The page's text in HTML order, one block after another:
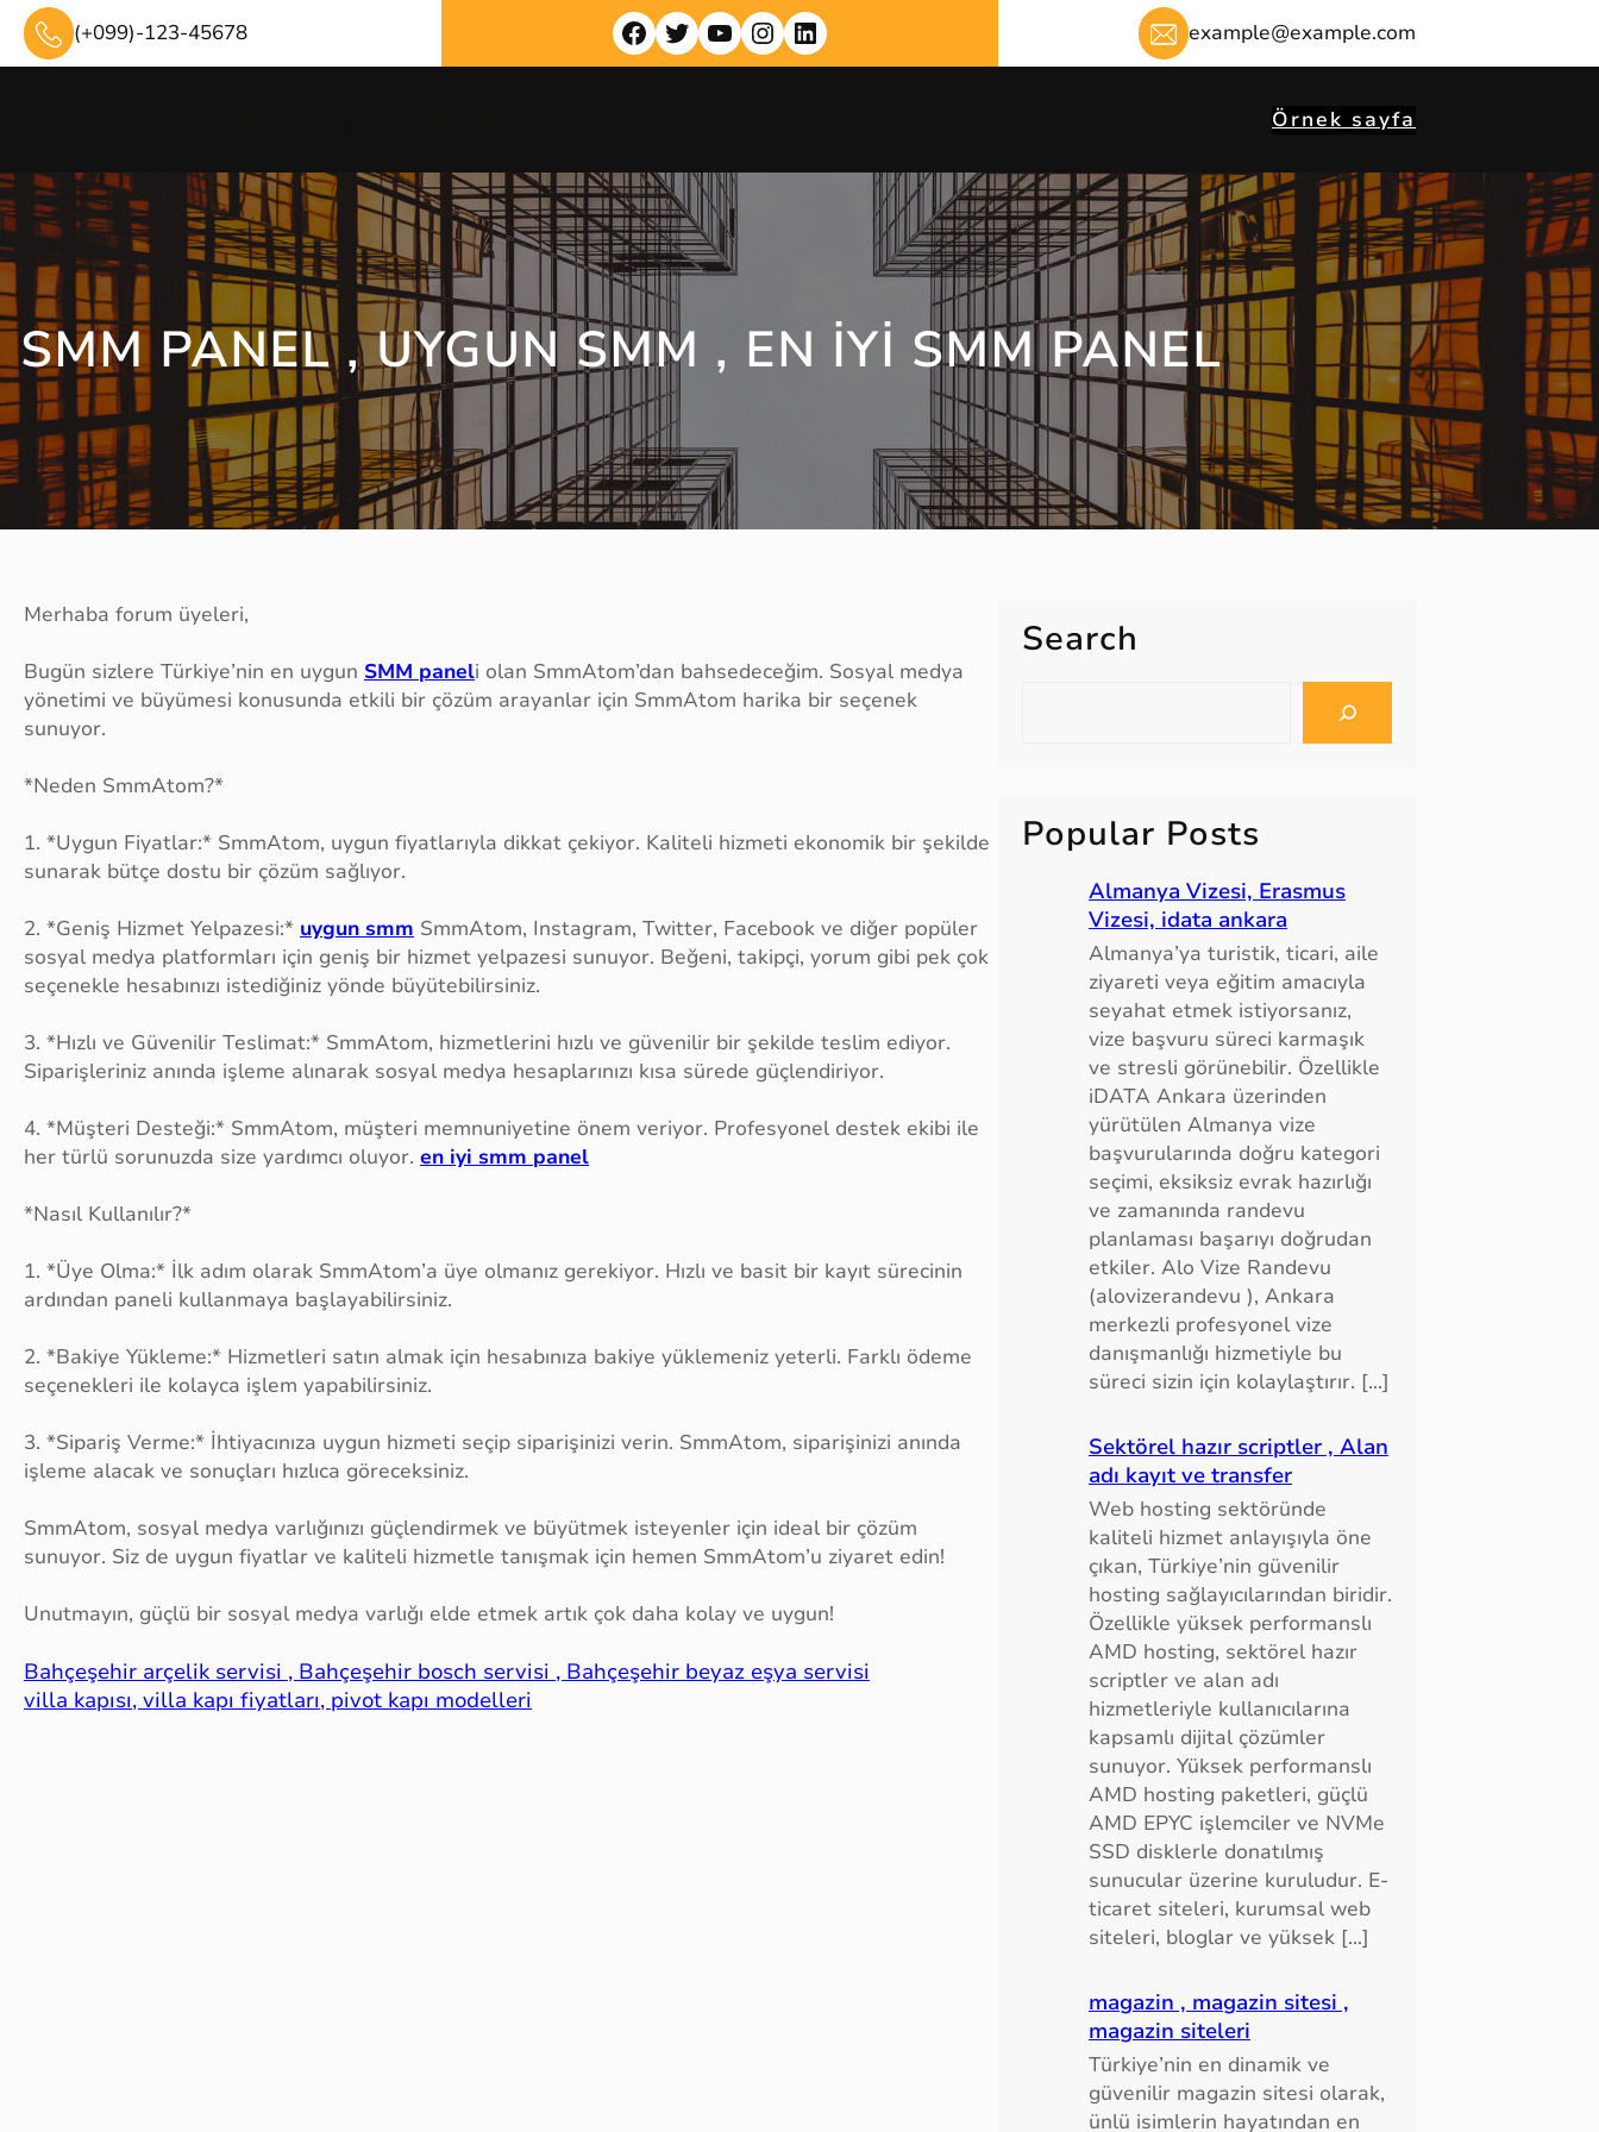
İçeriğe
geç
(+099)-123-45678 Facebook Twitter YouTube Instagram LinkedIn example@example.com
Örnek sayfa
SMM PANEL , UYGUN SMM , EN IYI SMM PANEL
Merhaba forum üyeleri,
Bugün sizlere Türkiye’nin en uygun SMM paneli olan SmmAtom’dan bahsedeceğim. Sosyal medya
yönetimi ve büyümesi konusunda etkili bir çözüm arayanlar için SmmAtom harika bir seçenek
sunuyor.
*Neden SmmAtom?*
1. *Uygun Fiyatlar:* SmmAtom, uygun fiyatlarıyla dikkat çekiyor. Kaliteli hizmeti ekonomik bir şekilde
sunarak bütçe dostu bir çözüm sağlıyor.
2. *Geniş Hizmet Yelpazesi:* uygun smm SmmAtom, Instagram, Twitter, Facebook ve diğer popüler
sosyal medya platformları için geniş bir hizmet yelpazesi sunuyor. Beğeni, takipçi, yorum gibi pek çok
seçenekle hesabınızı istediğiniz yönde büyütebilirsiniz.
3. *Hızlı ve Güvenilir Teslimat:* SmmAtom, hizmetlerini hızlı ve güvenilir bir şekilde teslim ediyor.
Siparişleriniz anında işleme alınarak sosyal medya hesaplarınızı kısa sürede güçlendiriyor.
4. *Müşteri Desteği:* SmmAtom, müşteri memnuniyetine önem veriyor. Profesyonel destek ekibi ile
her türlü sorunuzda size yardımcı oluyor. en iyi smm panel
*Nasıl Kullanılır?*
1. *Üye Olma:* İlk adım olarak SmmAtom’a üye olmanız gerekiyor. Hızlı ve basit bir kayıt sürecinin
ardından paneli kullanmaya başlayabilirsiniz.
2. *Bakiye Yükleme:* Hizmetleri satın almak için hesabınıza bakiye yüklemeniz yeterli. Farklı ödeme
seçenekleri ile kolayca işlem yapabilirsiniz.
3. *Sipariş Verme:* İhtiyacınıza uygun hizmeti seçip siparişinizi verin. SmmAtom, siparişinizi anında
işleme alacak ve sonuçları hızlıca göreceksiniz.
SmmAtom, sosyal medya varlığınızı güçlendirmek ve büyütmek isteyenler için ideal bir çözüm
sunuyor. Siz de uygun fiyatlar ve kaliteli hizmetle tanışmak için hemen SmmAtom’u ziyaret edin!
Unutmayın, güçlü bir sosyal medya varlığı elde etmek artık çok daha kolay ve uygun!
Bahçeşehir arçelik servisi , Bahçeşehir bosch servisi , Bahçeşehir beyaz eşya servisi
villa kapısı, villa kapı fiyatları, pivot kapı modelleri
Search
h
Popular Posts
Almanya Vizesi, Erasmus
Vizesi, idata ankara
Almanya’ya turistik, ticari, aile
ziyareti veya eğitim amacıyla
seyahat etmek istiyorsanız,
vize başvuru süreci karmaşık
ve stresli görünebilir. Özellikle
iDATA Ankara üzerinden
yürütülen Almanya vize
başvurularında doğru kategori
seçimi, eksiksiz evrak hazırlığı
ve zamanında randevu
planlaması başarıyı doğrudan
etkiler. Alo Vize Randevu
(alovizerandevu ), Ankara
merkezli profesyonel vize
danışmanlığı hizmetiyle bu
süreci sizin için kolaylaştırır. […]
Sektörel hazır scriptler , Alan
adı kayıt ve transfer
Web hosting sektöründe
kaliteli hizmet anlayışıyla öne
çıkan, Türkiye’nin güvenilir
hosting sağlayıcılarından biridir.
Özellikle yüksek performanslı
AMD hosting, sektörel hazır
scriptler ve alan adı
hizmetleriyle kullanıcılarına
kapsamlı dijital çözümler
sunuyor. Yüksek performanslı
AMD hosting paketleri, güçlü
AMD EPYC işlemciler ve NVMe
SSD disklerle donatılmış
sunucular üzerine kuruludur. E-
ticaret siteleri, kurumsal web
siteleri, bloglar ve yüksek […]
magazin , magazin sitesi ,
magazin siteleri
Türkiye’nin en dinamik ve
güvenilir magazin sitesi olarak,
ünlü isimlerin hayatından en